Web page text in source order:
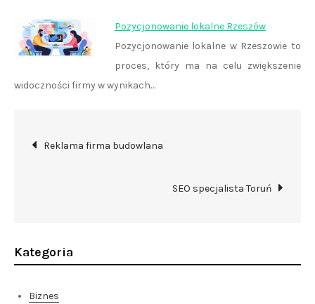
Pozycjonowanie lokalne Rzeszów
Pozycjonowanie lokalne w Rzeszowie to
proces, który ma na celu zwiększenie
widoczności firmy w wynikach…
Nawigacja
Reklama firma budowlana
SEO specjalista Toruń
Kategoria
Biznes